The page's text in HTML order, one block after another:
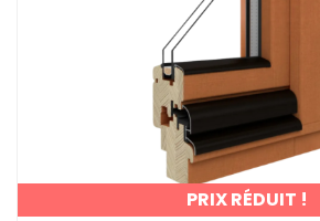
PRIX RÉDUIT !